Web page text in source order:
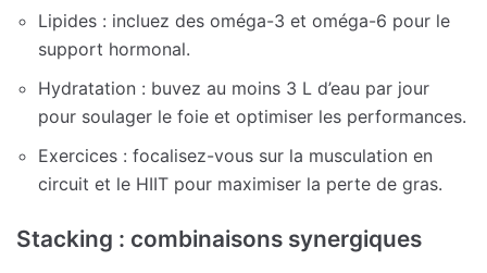
Lipides : incluez des oméga-3 et oméga-6 pour le
support hormonal.
Hydratation : buvez au moins 3 L d’eau par jour
pour soulager le foie et optimiser les performances.
Exercices : focalisez-vous sur la musculation en
circuit et le HIIT pour maximiser la perte de gras.
Stacking : combinaisons synergiques